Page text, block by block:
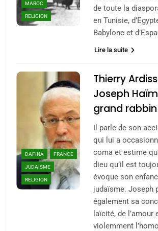
MAROC
RELIGION
de toute la
en Tunisie,
Babylone et
Lire la suite
DAFINA
FRANCE
JUDAISME
RELIGION
Thierry
Joseph
grand
Il parle de son
qui lui a
coma et estime
dieu qu’il est
évoque son
judaïsme. Joseph
également sa
laïcité, de l’amour
violemment